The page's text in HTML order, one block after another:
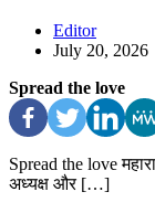
Editor
July 20, 2026
Spread the love
Spread the love
अध्यक्ष और […]